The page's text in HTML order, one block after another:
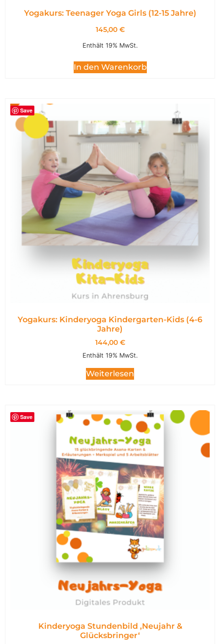
Yogakurs: Teenager Yoga Girls (12-15 Jahre)
145,00 €
Enthält 19% MwSt.
In den Warenkorb
Save
Yogakurs: Kinderyoga Kindergarten-Kids (4-6
Jahre)
144,00 €
Enthält 19% MwSt.
Weiterlesen
Save
Kinderyoga Stundenbild ,Neujahr &
Glücksbringer‘